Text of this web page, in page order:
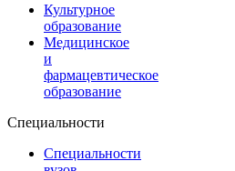
Культурное
образование
Медицинское
и
фармацевтическое
образование
Специальности
Специальности